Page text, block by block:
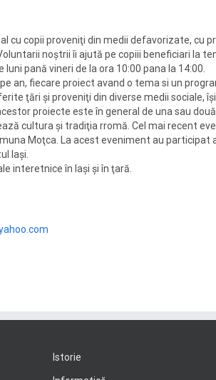
cu copii proveniţi din medii defavorizate, cu
noştrii îi ajută pe copiii beneficiari la
pană vineri de la ora 10:00 pana la 14:00.
an, fiecare proiect avand o tema si un
ţări şi proveniţi din diverse medii sociale,
proiecte este în general de una sau
cultura şi tradiţia rromă. Cel mai recent
Moţca. La acest eveniment au participat
Iaşi.
interetnice în Iaşi şi în ţară.
Istorie